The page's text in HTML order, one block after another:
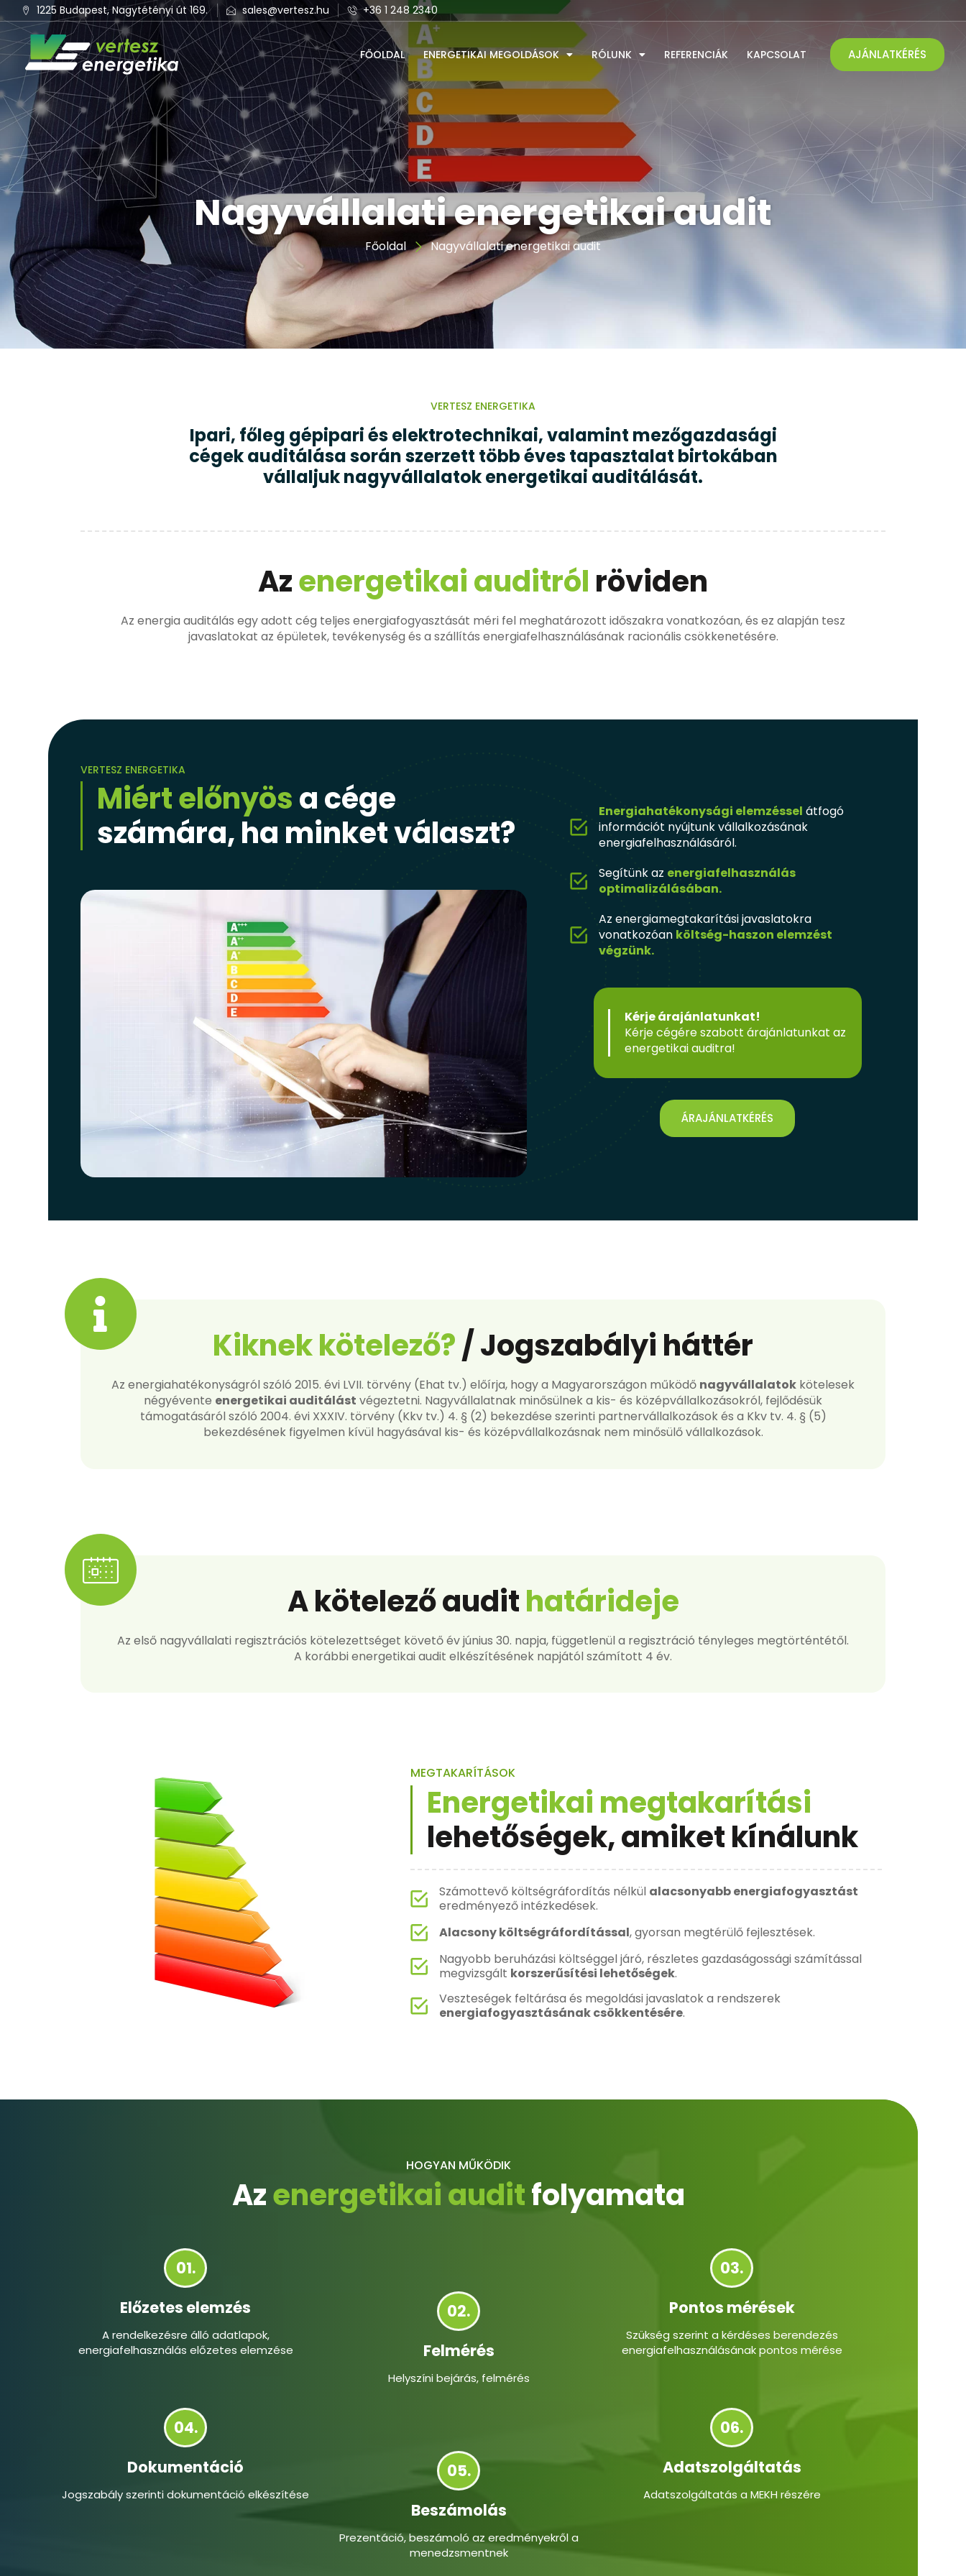
1225 Budapest, Nagytétényi út 169. sales@vertesz.hu +36 1 248 2340
FŐOLDAL ENERGETIKAI MEGOLDÁSOK RÓLUNK REFERENCIÁK KAPCSOLAT AJÁNLATKÉRÉS
Nagyvállalati energetikai audit
Főoldal Nagyvállalati energetikai audit
VERTESZ ENERGETIKA
Ipari, főleg gépipari és elektrotechnikai, valamint mezőgazdasági
cégek auditálása során szerzett több éves tapasztalat birtokában
vállaljuk nagyvállalatok energetikai auditálását.
Azenergetikai auditról röviden
Az energia auditálás egy adott cég teljes energiafogyasztását méri fel meghatározott időszakra vonatkozóan, és ez alapján tesz
javaslatokat az épületek, tevékenység és a szállítás energiafelhasználásának racionális csökkenetésére.
VERTESZ ENERGETIKA
Miért előnyösa cége
számára, ha minket választ?
Energiahatékonysági elemzéssel átfogó
információt nyújtunk vállalkozásának
energiafelhasználásáról.
Segítünk az energiafelhasználás
optimalizálásában.
Az energiamegtakarítási javaslatokra
vonatkozóan költség-haszon elemzést
végzünk.
Kérje árajánlatunkat!
Kérje cégére szabott árajánlatunkat az
energetikai auditra!
ÁRAJÁNLATKÉRÉS
Kiknek kötelező?/ Jogszabályi háttér
Az energiahatékonyságról szóló 2015. évi LVII. törvény (Ehat tv.) előírja, hogy a Magyarországon működő nagyvállalatok kötelesek
négyévente energetikai auditálást végeztetni. Nagyvállalatnak minősülnek a kis- és középvállalkozásokról, fejlődésük
támogatásáról szóló 2004. évi XXXIV. törvény (Kkv tv.) 4. § (2) bekezdése szerinti partnervállalkozások és a Kkv tv. 4. § (5)
bekezdésének figyelmen kívül hagyásával kis- és középvállalkozásnak nem minősülő vállalkozások.
A kötelező audithatárideje
Az első nagyvállalati regisztrációs kötelezettséget követő év június 30. napja, függetlenül a regisztráció tényleges megtörténtétől.
A korábbi energetikai audit elkészítésének napjától számított 4 év.
MEGTAKARÍTÁSOK
Energetikai megtakarítási
lehetőségek, amiket kínálunk
Számottevő költségráfordítás nélkül alacsonyabb energiafogyasztást
eredményező intézkedések.
Alacsony költségráfordítással, gyorsan megtérülő fejlesztések.
Nagyobb beruházási költséggel járó, részletes gazdaságossági számítással
megvizsgált korszerűsítési lehetőségek.
Veszteségek feltárása és megoldási javaslatok a rendszerek
energiafogyasztásának csökkentésére.
HOGYAN MŰKÖDIK
Azenergetikai auditfolyamata
01.
Előzetes elemzés
A rendelkezésre álló adatlapok,
energiafelhasználás előzetes elemzése
02.
Felmérés
Helyszíni bejárás, felmérés
03.
Pontos mérések
Szükség szerint a kérdéses berendezés
energiafelhasználásának pontos mérése
04.
Dokumentáció
Jogszabály szerinti dokumentáció elkészítése
05.
Beszámolás
Prezentáció, beszámoló az eredményekről a
menedzsmentnek
06.
Adatszolgáltatás
Adatszolgáltatás a MEKH részére